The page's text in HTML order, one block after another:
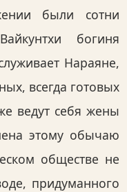
были сотни
богиня
Нараяне,
всегда готовых
ведут себя жены
этому обычаю
обществе не
придуманного